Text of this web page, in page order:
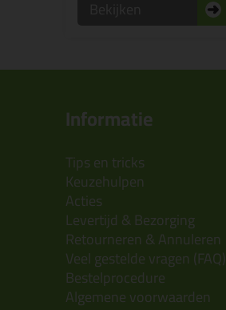
Informatie
Tips en tricks
Keuzehulpen
Acties
Levertijd & Bezorging
Retourneren & Annuleren
Veel gestelde vragen (FAQ)
Bestelprocedure
Algemene voorwaarden